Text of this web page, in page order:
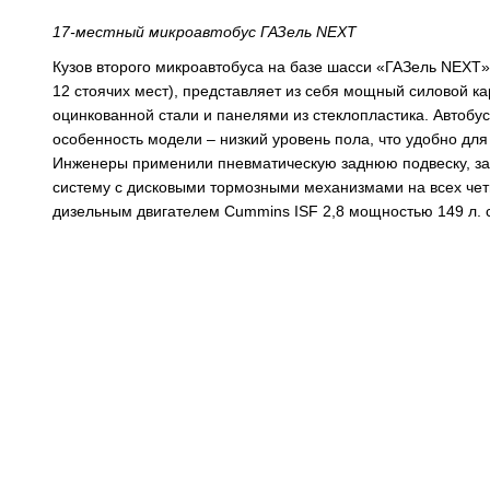
17-местный микроавтобус ГАЗель NEXT
Кузов второго микроавтобуса на базе шасси «ГАЗель
12 стоячих мест), представляет из себя мощный силовой
оцинкованной стали и панелями из стеклопластика.
особенность модели – низкий уровень пола, что удобно
Инженеры применили пневматическую заднюю подвеску,
систему с дисковыми тормозными механизмами на всех
дизельным двигателем Cummins ISF 2,8 мощностью 149 л.